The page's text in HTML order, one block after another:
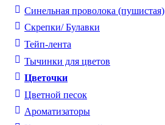
Синельная проволока (пушистая)
Скрепки/ Булавки
Тейп-лента
Тычинки для цветов
Цветочки
Цветной песок
Ароматизаторы